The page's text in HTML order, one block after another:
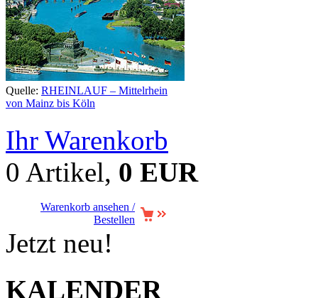
Quelle: RHEINLAUF – Mittelrhein
von Mainz bis Köln
Ihr Warenkorb
0 Artikel, 0 EUR
Warenkorb ansehen /
Bestellen
Jetzt neu!
KALENDER